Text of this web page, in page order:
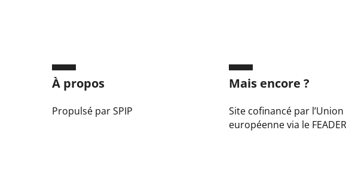
À propos
Propulsé par SPIP
Mais encore ?
Site cofinancé par l’Union
européenne via le FEADER